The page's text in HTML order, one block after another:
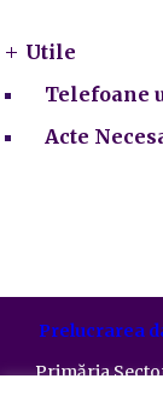
Utile
Telefoane
Acte
Prelucrarea
Primăria